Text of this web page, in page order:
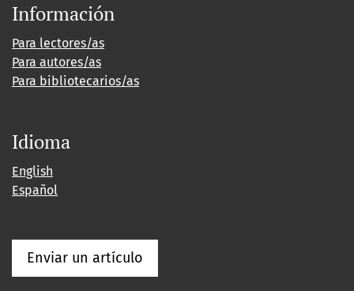
Información
Para lectores/as
Para autores/as
Para bibliotecarios/as
Idioma
English
Español
Enviar un artículo